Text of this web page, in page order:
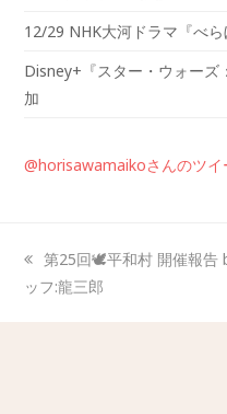
12/29 NHK大河ドラマ『べら
Disney+『スター・ウォー
加
@horisawamaikoさんのツイ
第25回🕊️平和村 開催報告
ッフ:龍三郎